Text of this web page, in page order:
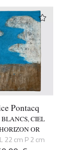
Pontacq
BLANCS, CIEL
OR
22 cm P 2 cm